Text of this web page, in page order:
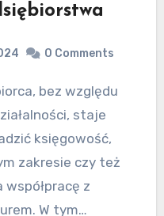
0 Comments
staje
księgowość,
zakresie czy też
współpracę z
W tym…